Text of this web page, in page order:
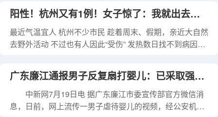
在一楼公共区域的三轮车上的纸制品起火，造成三轮车损
毁。 所幸及时扑灭火
开发公安重拳出击 借助派出所空中警务站开展先遣侦查 成
功捣毁一隐藏在 居民楼楼顶的“空中赌场” 当场抓获涉赌人
员30人 案情回顾 2024年4月中旬 玉湖派出所社区民警 在
日常走访中发现一可疑场所 辖区某栋居民楼楼顶 一到深夜
富的民警判断 并第一时间将情况上报 分局党委高度重视
调派空中警务站无人机进行空中侦查
阳性！杭州又有1例！女子惊了：我就出去了
一趟...严重可致命，已进入高发期
最近气温宜人 杭州不少市民 趁着周末、假期，亲近大自然
去野外活动 不过也有人因此“受伤” 发热数日找不到病因
最近几天，她却哪里都去不了！因为发热数日不退，还伴
有头痛恶心、大腿酸痛等症状...... 起初，她以为只是“感冒”
引起的不适，便自行服用了感冒药。可一连几日症状未消
退，于是来到富阳区第一人民医院发热门诊就诊。 根据王
广东廉江通报男子反复扇打婴儿：已采取强制
措施
中新网7月19日电 据广东廉江市委宣传部官方微信消
息，日前，网上流传一男子虐待婴儿的视频，经公安机关